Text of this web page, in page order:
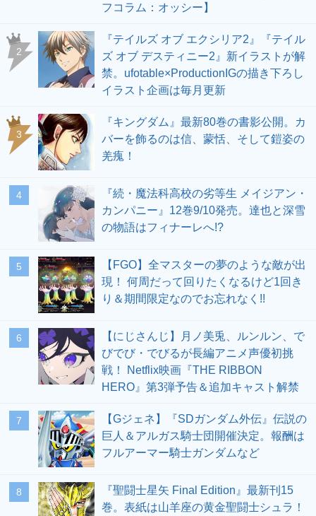
フコラム：オッシー】
2
『テイルズ オブ エクシリア2』『テイル
ズ オブ デスティニー2』新イラストが解
禁。ufotable×ProductionIGの描き下ろし
イラスト企画は毎月更新
3
『キングダム』最新80巻の書影公開。カ
バーを飾るのは信、蒙恬、そして鎧姿の
羌瘣！
4
『続・魔法科高校の劣等生 メイジアン・
カンパニー』12巻9/10発売。達也と深雪
の物語はフィナーレへ!?
5
【FGO】全マスターの夢のような敵が出
現！ 何周だって回りたくなるけど1回き
り＆期間限定なのでお忘れなく!!
6
【にじさんじ】月ノ美兎、ルンルン、で
びでび・でびるが長編アニメ声優初挑
戦！ Netflix映画『THE RIBBON
HERO』第3弾予告＆追加キャスト解禁
7
【Gジェネ】『SDガンダム外伝』伝説の
巨人＆アルガス騎士団開催決定。報酬は
フルアーマー騎士ガンダムなど
8
『聖闘士星矢 Final Edition』最新刊15
巻。表紙は山羊座の黄金聖闘士シュラ！